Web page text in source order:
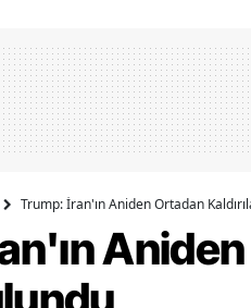
Trump: İran'ın Aniden Ortadan
Aniden